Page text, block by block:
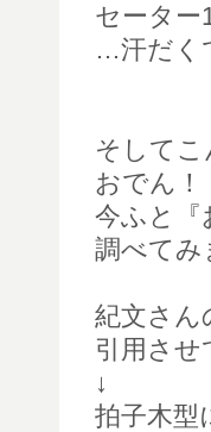
セーター
…汗だく
そして
おでん！
今ふと『
調べてみ
紀文さん
引用させ
↓
拍子木型